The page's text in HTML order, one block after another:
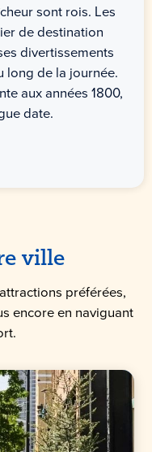
sont rois. Les
de destination
divertissements
long de la journée.
aux années 1800,
date.
ville
préférées,
encore en naviguant